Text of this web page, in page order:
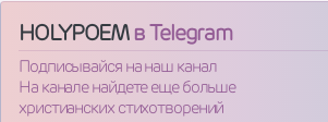
HOLYPOEMв Telegram
Подписывайся на наш канал
На канале найдете еще больше
христианских стихотворений